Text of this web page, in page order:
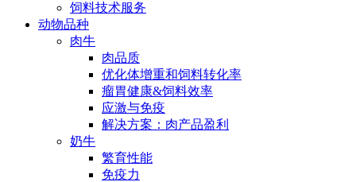
饲料技术服务
动物品种
肉牛
肉品质
优化体增重和饲料转化率
瘤胃健康&饲料效率
应激与免疫
解决方案：肉产品盈利
奶牛
繁育性能
免疫力